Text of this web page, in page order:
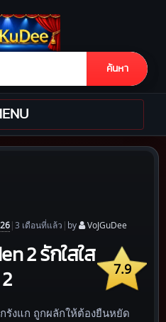
ค้นหา
|3 เดือนที่แล้ว | by VoJGuDee
7.9
2 รักใสใส
รังแก ถูกผลักให้ต้องยืนหยัด